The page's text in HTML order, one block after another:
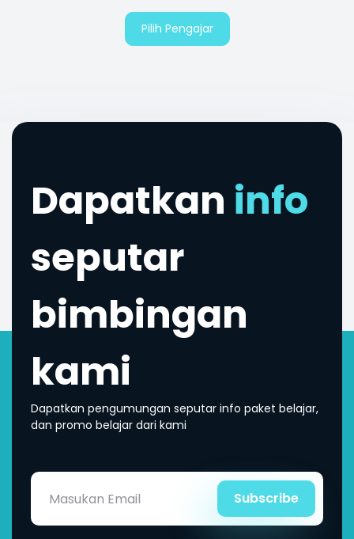
Pilih Pengajar
Dapatkan info
seputar
bimbingan
kami
Dapatkan pengumungan seputar info paket belajar,
dan promo belajar dari kami
Subscribe